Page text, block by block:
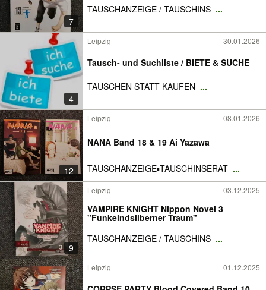
7
TAUSCHANZEIGE / TAUSCHINS ...
4
Leipzig 30.01.2026
Tausch- und Suchliste / BIETE & SUCHE
TAUSCHEN STATT KAUFEN ...
12
Leipzig 08.01.2026
NANA Band 18 & 19 Ai Yazawa
TAUSCHANZEIGE▪️TAUSCHINSERAT ...
9
Leipzig 03.12.2025
VAMPIRE KNIGHT Nippon Novel 3
"Funkelndsilberner Traum"
TAUSCHANZEIGE / TAUSCHINS ...
Leipzig 01.12.2025